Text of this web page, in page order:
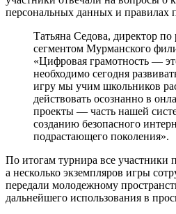
персональных данных и правилах
Татьяна Седова, директор
сегментом Мурманского
«Цифровая грамотность —
необходимо сегодня
игру мы учим школьников
действовать осознанно в
проекты — часть нашей
созданию безопасного
подрастающего поколения».
По итогам турнира все участники
а несколько экземпляров игры
передали молодежному
дальнейшего использования в